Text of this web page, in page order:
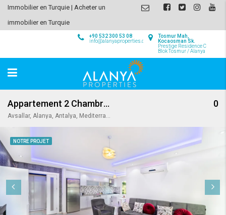
Immobilier en Turquie | Acheter un
immobilier en Turquie
Tosmur Mah,
Kocaosman Sk.
Prestige Residence C
Blok Tosmur / Alanya
+90 532 300 53 08
info@alanyaproperties.com
Appartement 2 Chambres à Avsallar / Alanya
Avsallar, Alanya, Antalya, Mediterranean Region, Turkey
0
NOTRE PROJET